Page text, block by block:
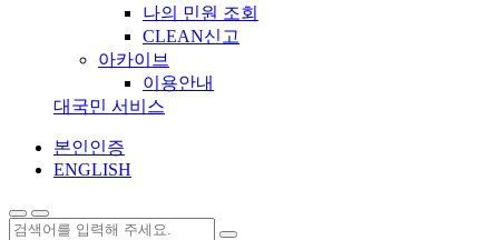
나의 민원 조회
CLEAN신고
아카이브
이용안내
대국민 서비스
본인인증
ENGLISH